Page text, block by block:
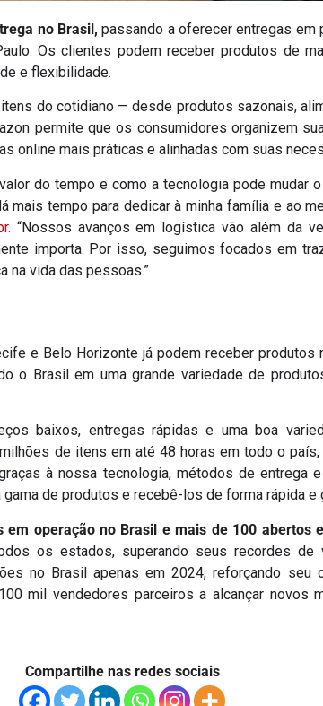
no Brasil, passando a oferecer entregas em
Os clientes podem receber produtos de
e flexibilidade.
do cotidiano — desde produtos sazonais,
permite que os consumidores organizem
online mais práticas e alinhadas com suas
do tempo e como a tecnologia pode mudar
mais tempo para dedicar à minha família e ao
“Nossos avanços em logística vão além da
importa. Por isso, seguimos focados em
na vida das pessoas.”
e Belo Horizonte já podem receber produtos
o Brasil em uma grande variedade de
baixos, entregas rápidas e uma boa
de itens em até 48 horas em todo o
à nossa tecnologia, métodos de entrega
de produtos e recebê-los de forma rápida e
operação no Brasil e mais de 100 abertos
os estados, superando seus recordes de
no Brasil apenas em 2024, reforçando seu
mil vendedores parceiros a alcançar novos
Compartilhe nas redes sociais